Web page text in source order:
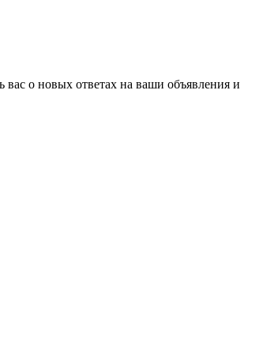
о новых ответах на ваши объявления и